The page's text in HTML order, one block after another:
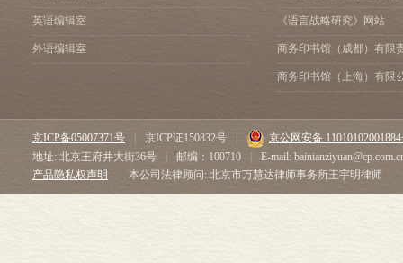
英语编辑室
外语编辑室
《语言战略研究》网站
商务印书馆（成都）有限
商务印书馆（上海）有限
京ICP备05007371号 京ICP证150832号
京公网安备
地址: 北京王府井大街36号
邮编：100710
E-mail:
产品隐私权声明
本公司法律顾问: 北京市万慧达律师事务所王宇明律师